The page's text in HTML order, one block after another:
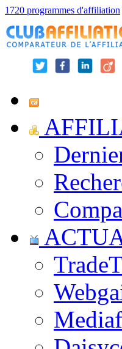
1720 programmes d'affiliation